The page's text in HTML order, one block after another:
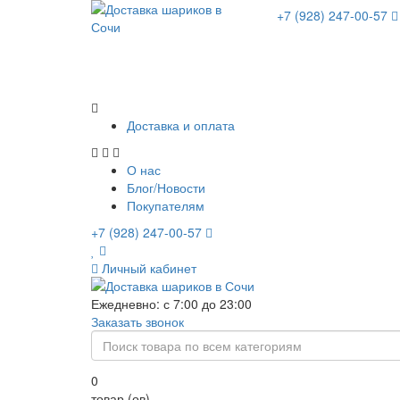
+7 (928) 247-00-57
Доставка и оплата
О нас
Блог/Новости
Покупателям
+7 (928) 247-00-57
Личный кабинет
Ежедневно: с 7:00 до 23:00
Заказать звонок
0